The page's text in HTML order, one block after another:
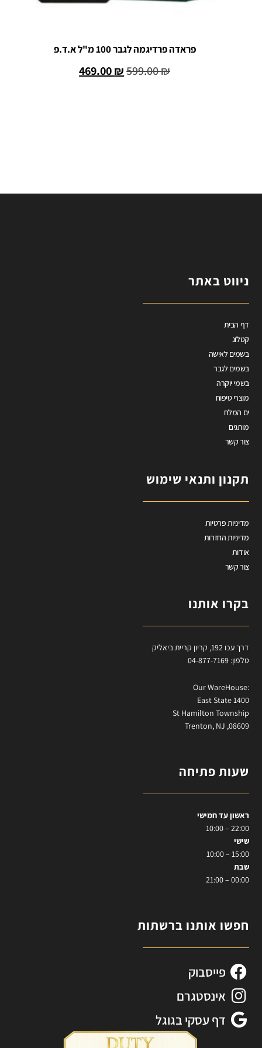
פראדה פרדיגמה לגבר 100 מ"ל א.ד.פ
599.00₪
469.00₪
ניווט באתר
דף הבית
קטלוג
בשמים לאישה
בשמים לגבר
בשמי יוקרה
מוצרי טיפוח
ים המלח
מותגים
צור קשר
תקנון ותנאי שימוש
מדיניות פרטיות
מדיניות החזרות
אודות
צור קשר
בקרו אותנו
דרך עכו 192, קריון קריית ביאליק
טלפון: 04-877-7169
:Our WareHouse
East State 1400
St Hamilton Township
Trenton, NJ ,08609
שעות פתיחה
ראשון עד חמישי
22:00 – 10:00
שישי
15:00 – 10:00
שבת
00:00 – 21:00
חפשו אותנו ברשתות
פייסבוק
אינסטגרם
דף עסקי בגוגל